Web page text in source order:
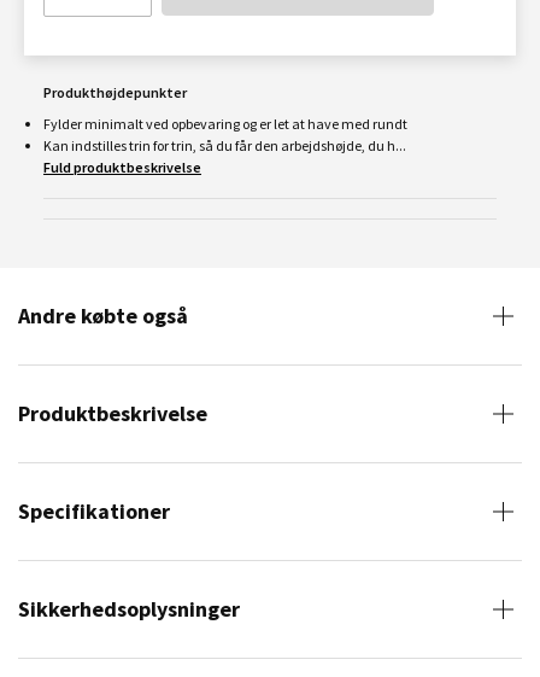
Produkthøjdepunkter
Fylder minimalt ved opbevaring og er let at have med rundt
Kan indstilles trin for trin, så du får den arbejdshøjde, du h...
Fuld produktbeskrivelse
Andre købte også
Produktbeskrivelse
Specifikationer
Sikkerhedsoplysninger